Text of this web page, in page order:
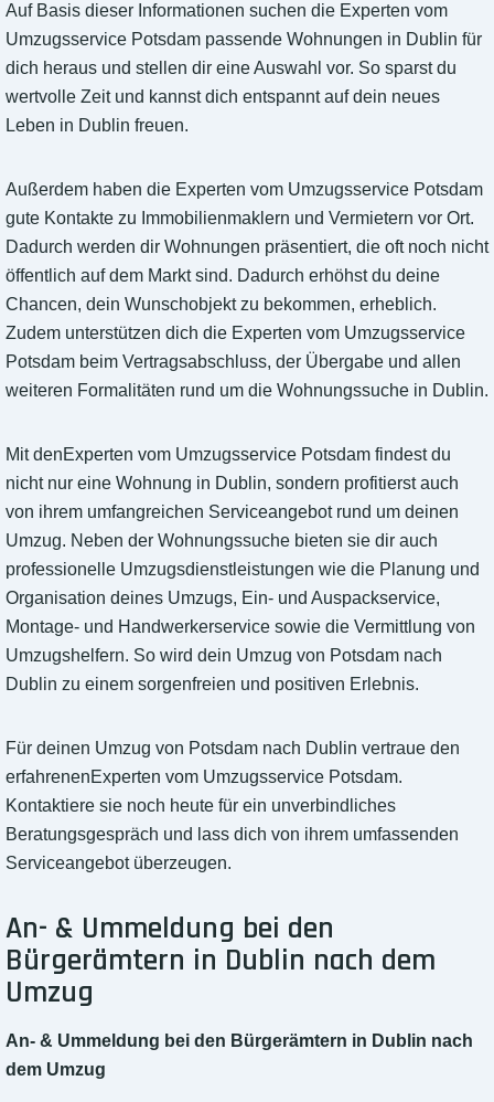
Auf Basis dieser Informationen suchen die Experten vom
Umzugsservice Potsdam passende Wohnungen in Dublin für
dich heraus und stellen dir eine Auswahl vor. So sparst du
wertvolle Zeit und kannst dich entspannt auf dein neues
Leben in Dublin freuen.
Außerdem haben die Experten vom Umzugsservice Potsdam
gute Kontakte zu Immobilienmaklern und Vermietern vor Ort.
Dadurch werden dir Wohnungen präsentiert, die oft noch nicht
öffentlich auf dem Markt sind. Dadurch erhöhst du deine
Chancen, dein Wunschobjekt zu bekommen, erheblich.
Zudem unterstützen dich die Experten vom Umzugsservice
Potsdam beim Vertragsabschluss, der Übergabe und allen
weiteren Formalitäten rund um die Wohnungssuche in Dublin.
Mit denExperten vom Umzugsservice Potsdam findest du
nicht nur eine Wohnung in Dublin, sondern profitierst auch
von ihrem umfangreichen Serviceangebot rund um deinen
Umzug. Neben der Wohnungssuche bieten sie dir auch
professionelle Umzugsdienstleistungen wie die Planung und
Organisation deines Umzugs, Ein- und Auspackservice,
Montage- und Handwerkerservice sowie die Vermittlung von
Umzugshelfern. So wird dein Umzug von Potsdam nach
Dublin zu einem sorgenfreien und positiven Erlebnis.
Für deinen Umzug von Potsdam nach Dublin vertraue den
erfahrenenExperten vom Umzugsservice Potsdam.
Kontaktiere sie noch heute für ein unverbindliches
Beratungsgespräch und lass dich von ihrem umfassenden
Serviceangebot überzeugen.
An- & Ummeldung bei den
Bürgerämtern in Dublin nach dem
Umzug
An- & Ummeldung bei den Bürgerämtern in Dublin nach
dem Umzug